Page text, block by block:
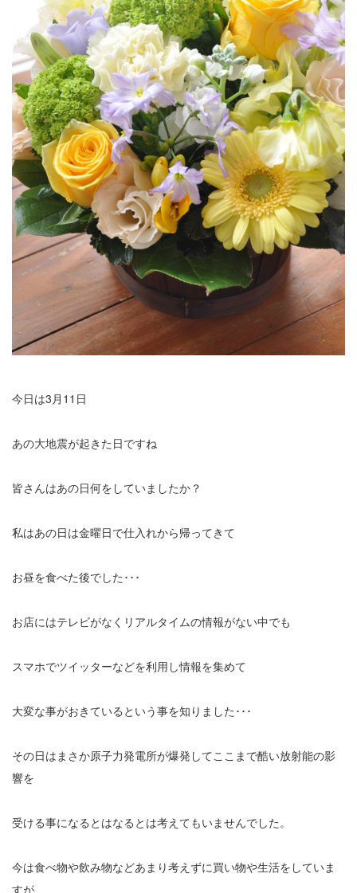
今日は3月11日
あの大地震が起きた日ですね
皆さんはあの日何をしていましたか？
私はあの日は金曜日で仕入れから帰ってきて
お昼を食べた後でした･･･
お店にはテレビがなくリアルタイムの情報がない中でも
スマホでツイッターなどを利用し情報を集めて
大変な事がおきているという事を知りました･･･
その日はまさか原子力発電所が爆発してここまで酷い放射能の影
響を
受ける事になるとはなるとは考えてもいませんでした。
今は食べ物や飲み物などあまり考えずに買い物や生活をしていま
すが